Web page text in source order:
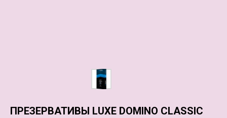
ПРЕЗЕРВАТИВЫ LUXE DOMINO CLASSIC